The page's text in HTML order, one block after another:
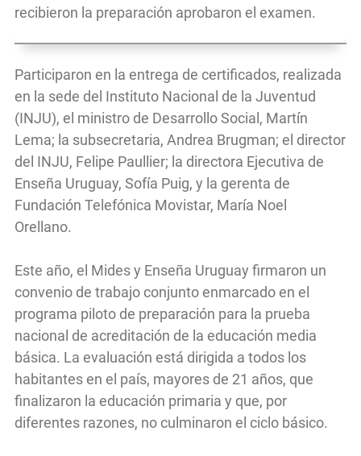
recibieron la preparación aprobaron el examen.
Participaron en la entrega de certificados, realizada
en la sede del Instituto Nacional de la Juventud
(INJU), el ministro de Desarrollo Social, Martín
Lema; la subsecretaria, Andrea Brugman; el director
del INJU, Felipe Paullier; la directora Ejecutiva de
Enseña Uruguay, Sofía Puig, y la gerenta de
Fundación Telefónica Movistar, María Noel
Orellano.
Este año, el Mides y Enseña Uruguay firmaron un
convenio de trabajo conjunto enmarcado en el
programa piloto de preparación para la prueba
nacional de acreditación de la educación media
básica. La evaluación está dirigida a todos los
habitantes en el país, mayores de 21 años, que
finalizaron la educación primaria y que, por
diferentes razones, no culminaron el ciclo básico.